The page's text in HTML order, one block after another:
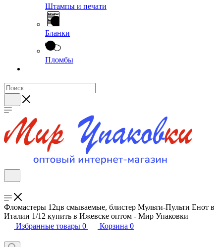
Штампы и печати
Бланки
Пломбы
Фломастеры 12цв смываемые, блистер Мульти-Пульти Енот в
Италии 1/12 купить в Ижевске оптом - Мир Упаковки
Избранные товары 0 Корзина 0